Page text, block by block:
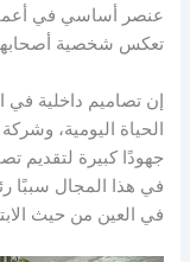
عنصر أساسي في
تعكس شخصية أصحابها
إن تصاميم داخلية في
الحياة اليومية،
جهودًا كبيرة لتقديم
في هذا المجال سببًا
في العين من حيث